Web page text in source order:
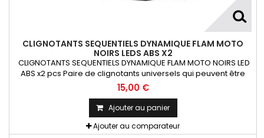
CLIGNOTANTS SEQUENTIELS DYNAMIQUE FLAM MOTO
NOIRS LEDS ABS X2
CLIGNOTANTS SEQUENTIELS DYNAMIQUE FLAM MOTO NOIRS LED
ABS x2 pcs Paire de clignotants universels qui peuvent être
adaptables sur toutes motos ou scooters
15,00 €
Ajouter au panier
Ajouter au comparateur